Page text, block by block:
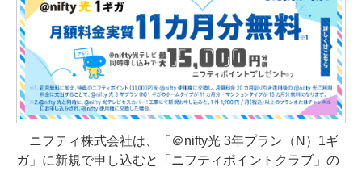
ニフティ株式会社は、「＠nifty光 3年プラン（N）1ギ
ガ」に新規で申し込むと「ニフティポイントクラブ」の